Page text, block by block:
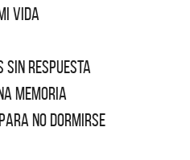
VIDA
SIN RESPUESTA
MEMORIA
NO DORMIRSE